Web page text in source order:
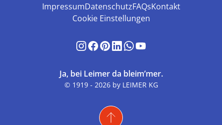
ImpressumDatenschutzFAQsKontakt
Cookie Einstellungen
Ja, bei Leimer da bleim’mer.
© 1919 - 2026 by LEIMER KG